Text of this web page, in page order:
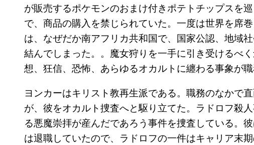
が販売するポケモンのおまけ付きポテトチップスを
で、商品の購入を禁じられていた。一度は世界を席
は、なぜだか南アフリカ共和国で、国家公認、地域
結んでしまった。。魔女狩りを一手に引き受けるべ
想、狂信、恐怖、あらゆるオカルトに纏わる事象が職
ヨンカーはキリスト教再生派である。職務のなかで
が、彼をオカルト捜査へと駆り立てた。ラドロフ殺
る悪魔崇拝が産んだであろう事件を捜査している。
は退職していたので、ラドロフの一件はキャリア末